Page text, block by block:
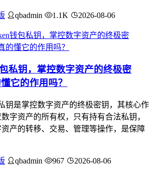
qbadmin 1.1K 2026-08-06
私钥，掌控数字资产的终极密
它的作用吗？
钥是掌控数字资产的终极密钥，其核心作
字资产的所有权，只有持有合法私钥，
产的转移、交易、管理等操作，是保障
qbadmin 967 2026-08-06